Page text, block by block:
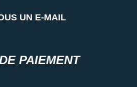
UN E-MAIL
PAIEMENT